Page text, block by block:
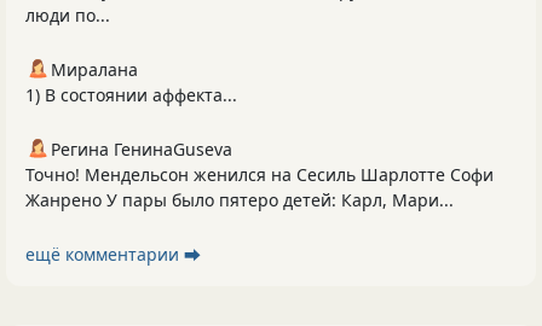
люди по...
Миралана
1) В состоянии аффекта...
Регина ГенинаGuseva
Точно! Мендельсон женился на Сесиль Шарлотте Софи
Жанрено У пары было пятеро детей: Карл, Мари...
ещё комментарии ⮕